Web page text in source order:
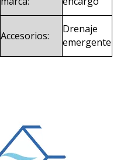
Accesorios:
Drenaje
emergente